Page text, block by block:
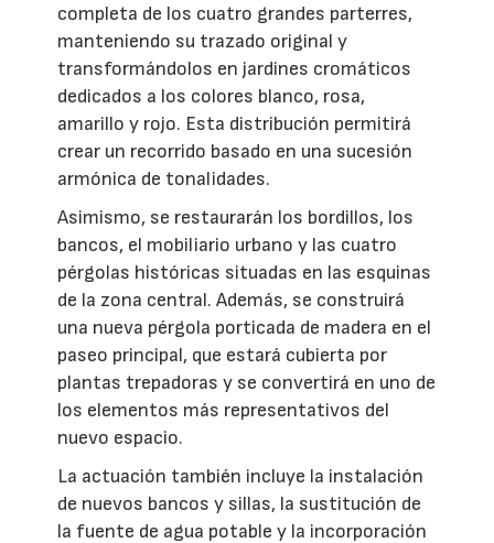
completa de los cuatro grandes parterres,
manteniendo su trazado original y
transformándolos en jardines cromáticos
dedicados a los colores blanco, rosa,
amarillo y rojo. Esta distribución permitirá
crear un recorrido basado en una sucesión
armónica de tonalidades.
Asimismo, se restaurarán los bordillos, los
bancos, el mobiliario urbano y las cuatro
pérgolas históricas situadas en las esquinas
de la zona central. Además, se construirá
una nueva pérgola porticada de madera en el
paseo principal, que estará cubierta por
plantas trepadoras y se convertirá en uno de
los elementos más representativos del
nuevo espacio.
La actuación también incluye la instalación
de nuevos bancos y sillas, la sustitución de
la fuente de agua potable y la incorporación